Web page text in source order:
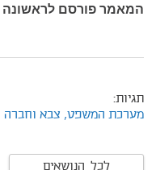
המאמר פורסם לראשונה
תגיות:
מערכת המשפט, צבא וחברה
לכל הנושאים